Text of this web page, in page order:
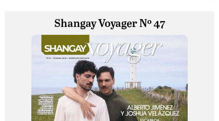
Shangay Voyager Nº 47